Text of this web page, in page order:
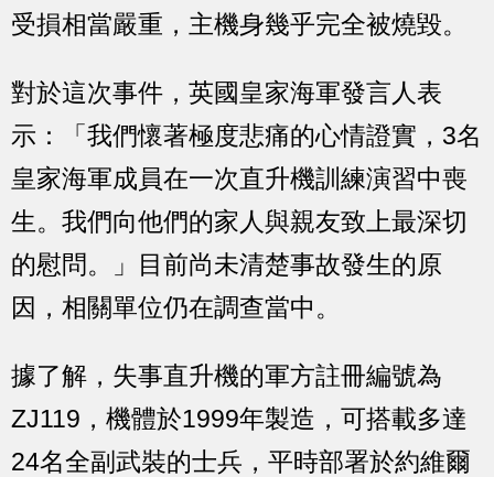
受損相當嚴重，主機身幾乎完全被燒毀。
對於這次事件，英國皇家海軍發言人表
示：「我們懷著極度悲痛的心情證實，3名
皇家海軍成員在一次直升機訓練演習中喪
生。我們向他們的家人與親友致上最深切
的慰問。」目前尚未清楚事故發生的原
因，相關單位仍在調查當中。
據了解，失事直升機的軍方註冊編號為
ZJ119，機體於1999年製造，可搭載多達
24名全副武裝的士兵，平時部署於約維爾